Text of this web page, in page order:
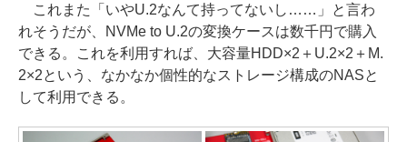
これまた「いやU.2なんて持ってないし……」と言わ
れそうだが、NVMe to U.2の変換ケースは数千円で購入
できる。これを利用すれば、大容量HDD×2＋U.2×2＋M.
2×2という、なかなか個性的なストレージ構成のNASと
して利用できる。